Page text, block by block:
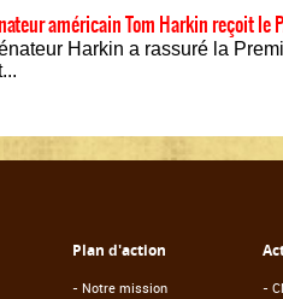
américain Tom Harkin reçoit le
Harkin a rassuré la
Plan d'action
- Notre mission
-